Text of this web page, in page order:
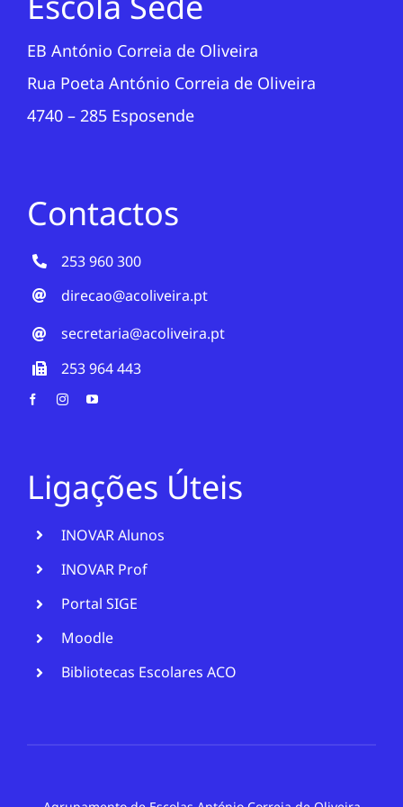
EB António Correia de Oliveira
Rua Poeta António Correia de Oliveira
4740 – 285 Esposende
Contactos
253 960 300
direcao@acoliveira.pt
secretaria@acoliveira.pt
253 964 443
Ligações Úteis
INOVAR Alunos
INOVAR Prof
Portal SIGE
Moodle
Bibliotecas Escolares ACO